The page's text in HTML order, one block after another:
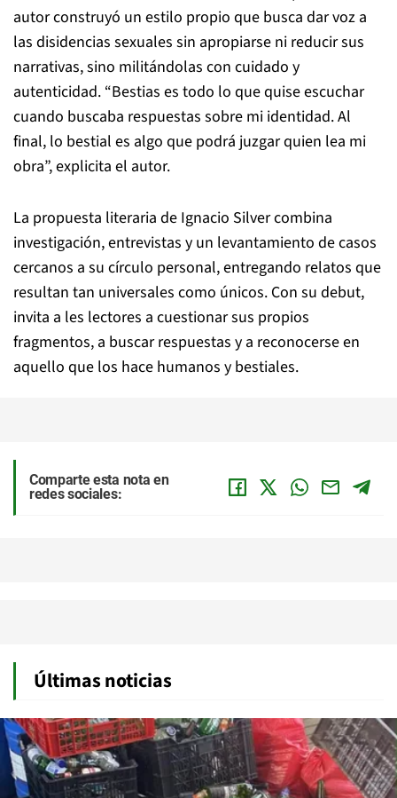
autor construyó un estilo propio que busca dar voz a
las disidencias sexuales sin apropiarse ni reducir sus
narrativas, sino militándolas con cuidado y
autenticidad. “Bestias es todo lo que quise escuchar
cuando buscaba respuestas sobre mi identidad. Al
final, lo bestial es algo que podrá juzgar quien lea mi
obra”, explicita el autor.
La propuesta literaria de Ignacio Silver combina
investigación, entrevistas y un levantamiento de casos
cercanos a su círculo personal, entregando relatos que
resultan tan universales como únicos. Con su debut,
invita a les lectores a cuestionar sus propios
fragmentos, a buscar respuestas y a reconocerse en
aquello que los hace humanos y bestiales.
Comparte esta nota en
redes sociales:
Últimas noticias